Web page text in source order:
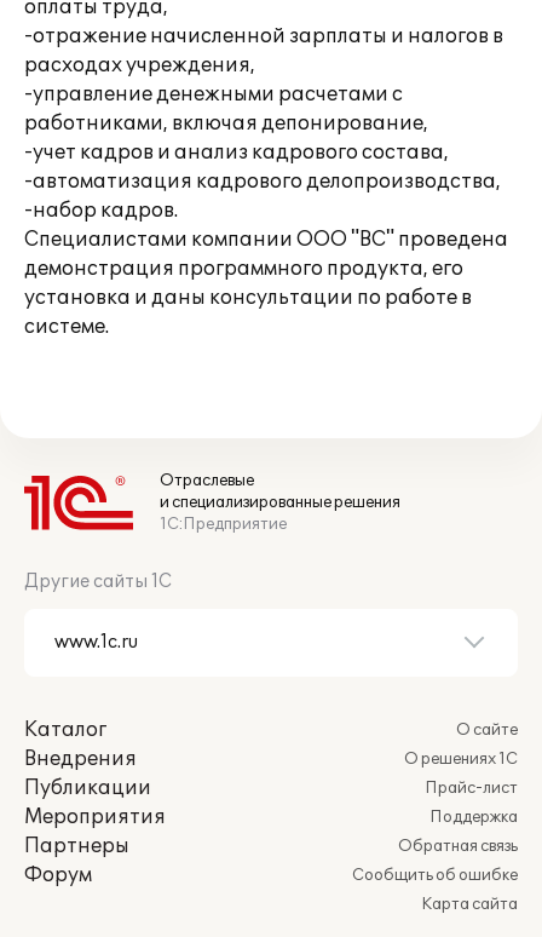
оплаты труда,
-отражение начисленной зарплаты и налогов в
расходах учреждения,
-управление денежными расчетами с
работниками, включая депонирование,
-учет кадров и анализ кадрового состава,
-автоматизация кадрового делопроизводства,
-набор кадров.
Специалистами компании ООО "ВС" проведена
демонстрация программного продукта, его
установка и даны консультации по работе в
системе.
Отраслевые
и специализированные решения
1С:Предприятие
Другие сайты 1С
Каталог
Внедрения
Публикации
Мероприятия
Партнеры
Форум
О сайте
О решениях 1С
Прайс-лист
Поддержка
Обратная связь
Сообщить об ошибке
Карта сайта